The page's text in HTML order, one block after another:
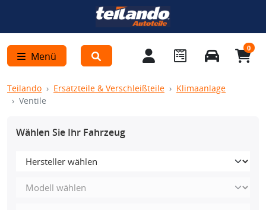
Menü
0
Teilando Ersatzteile & Verschleißteile
Klimaanlage
Ventile
Wählen Sie Ihr Fahrzeug